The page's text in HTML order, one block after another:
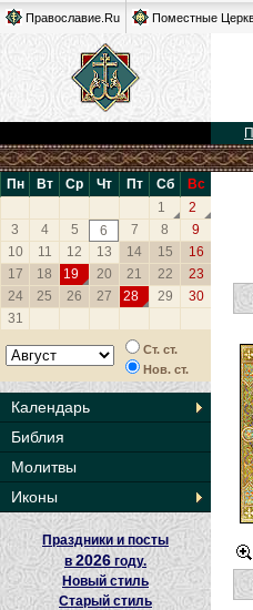
Православие.Ru Поместные
Пн Вт Ср Чт Пт Сб
Вс
1
2
3
4 5 6 7 8
9
10
11 12 13 14 15
16
17
18 19 20 21 22
23
24
25 26 27 28 29
30
31
Ст. ст.
Нов. ст.
Календарь
Библия
Молитвы
Иконы
Праздники и посты
в2026 году.
Новый стиль
Старый стиль